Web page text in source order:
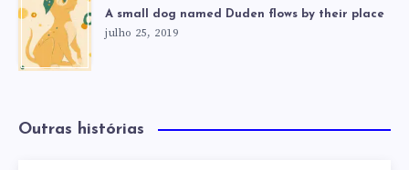
A small dog named Duden flows by their place
julho 25, 2019
Outras histórias